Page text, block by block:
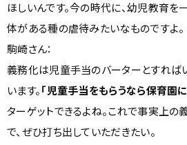
ほしいんです。今の時代に、幼児教育を
体がある種の虐待みたいなものですよ。
駒崎さん：
義務化は児童手当のバーターとすれば
います。「児童手当をもらうなら保育園
ターゲットできるよね。これで事実上
で、ぜひ打ち出していただきたい。